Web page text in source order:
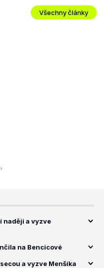
Všechny články
naději a vyzve
na Bencicové
a vyzve Menšíka